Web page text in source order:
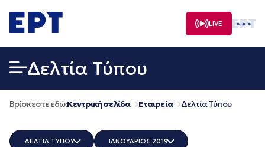
σε
περιεχόμενο
LIVE
Δελτία Τύπου
Βρίσκεστε εδώ:Κεντρική σελίδα Εταιρεία Δελτία Τύπου
ΔΕΛΤΙΑ ΤΥΠΟΥ ΙΑΝΟΥΑΡΙΟΣ 2019